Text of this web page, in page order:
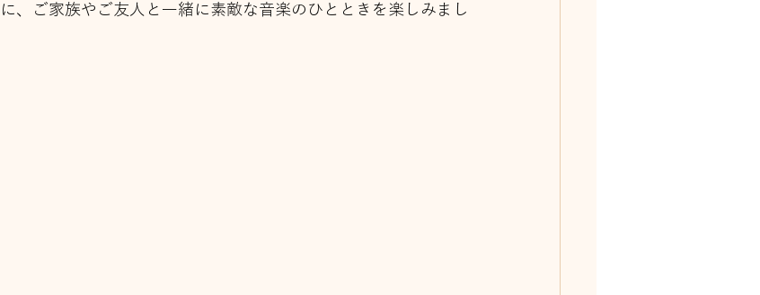
、ご家族やご友人と一緒に素敵な音楽のひとときを楽しみまし